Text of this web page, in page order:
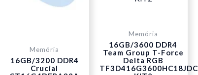
Memória
16GB/3200 DDR4
Crucial
Memória
16GB/3600 DDR4
Team Group T-Force
Delta RGB